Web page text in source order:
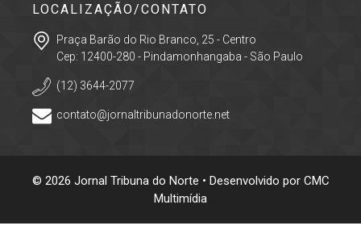
LOCALIZAÇÃO/CONTATO
Praça Barão do Rio Branco, 25 - Centro
Cep: 12400-280 - Pindamonhangaba - São Paulo
(12) 3644-2077
contato@jornaltribunadonorte.net
© 2026 Jornal Tribuna do Norte • Desenvolvido por CMC
Multimídia